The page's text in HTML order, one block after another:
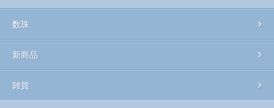
数珠
新商品
雑貨